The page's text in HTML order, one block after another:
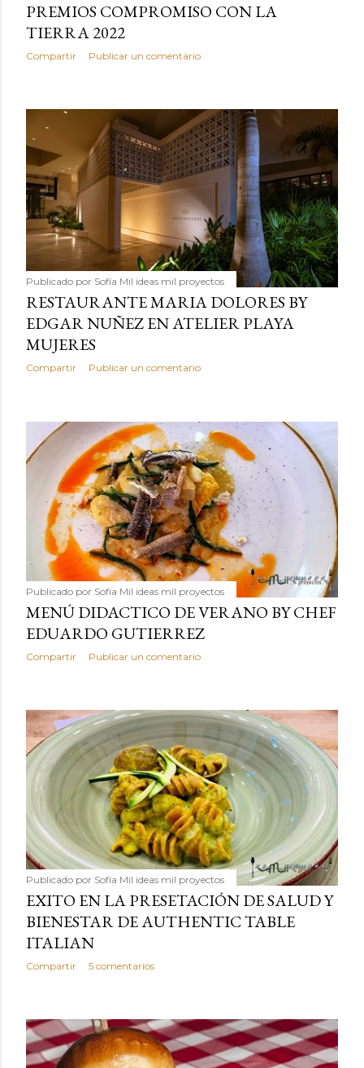
PREMIOS COMPROMISO CON LA
TIERRA 2022
Compartir Publicar un comentario
Publicado por Sofía Mil ideas mil proyectos
RESTAURANTE MARIA DOLORES BY
EDGAR NUÑEZ EN ATELIER PLAYA
MUJERES
Compartir Publicar un comentario
Publicado por Sofía Mil ideas mil proyectos
MENÚ DIDACTICO DE VERANO BY CHEF
EDUARDO GUTIERREZ
Compartir Publicar un comentario
Publicado por Sofía Mil ideas mil proyectos
EXITO EN LA PRESETACIÓN DE SALUD Y
BIENESTAR DE AUTHENTIC TABLE
ITALIAN
Compartir 5 comentarios